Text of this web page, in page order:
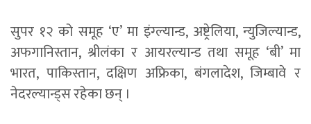
सुपर १२ को समूह ‘ए’ मा इंग्ल्यान्ड, अष्ट्रेलिया, न्युजिल्यान्ड,
अफगानिस्तान, श्रीलंका र आयरल्यान्ड तथा समूह ‘बी’ मा
भारत, पाकिस्तान, दक्षिण अफ्रिका, बंगलादेश, जिम्बावे र
नेदरल्यान्ड्स रहेका छन् ।